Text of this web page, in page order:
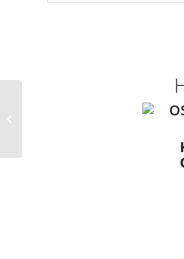
HATAY ANTAKYA SEDİR HOME YATAK